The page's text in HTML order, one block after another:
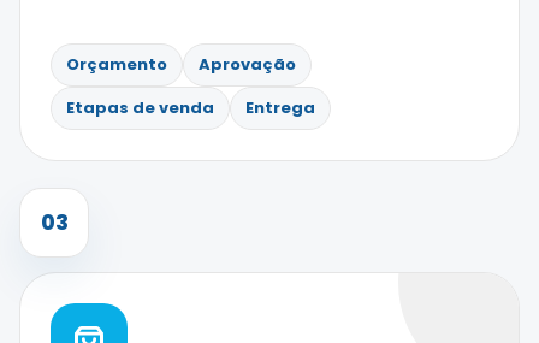
Orçamento
Aprovação
Etapas de venda
Entrega
03